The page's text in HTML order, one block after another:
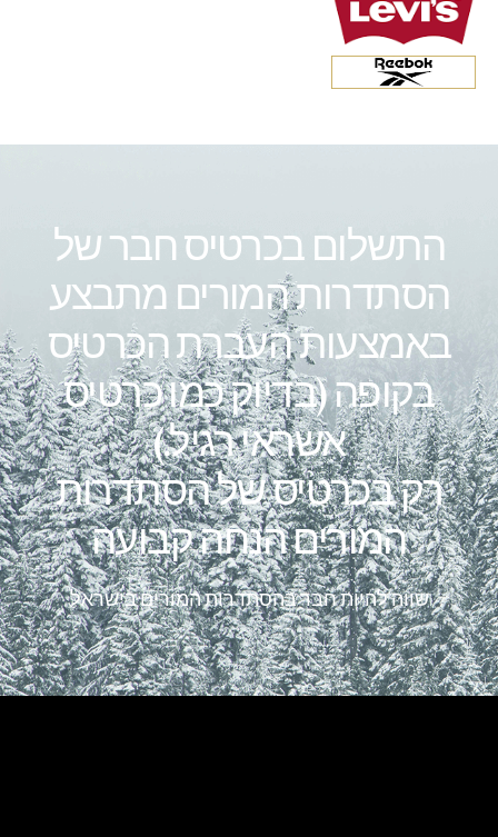
התשלום בכרטיס חבר של
הסתדרות המורים מתבצע
באמצעות העברת הכרטיס
בקופה (בדיוק כמו כרטיס
אשראי רגיל.)
רק בכרטיס של הסתדרות
המורים הנחה קבועה
שווה להיות חבר בהסתדרות המורים בישראל